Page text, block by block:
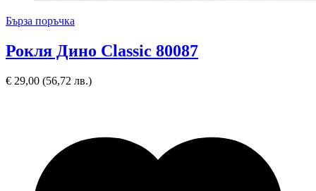
Бърза поръчка
Рокля Дино Classic 80087
€ 29,00 (56,72 лв.)